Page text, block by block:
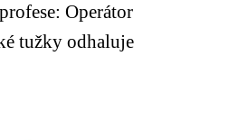
Operátor
tužky odhaluje